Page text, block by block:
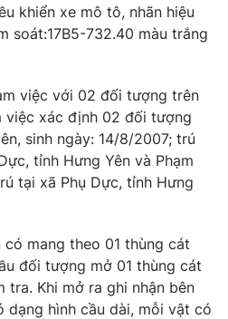
lai
khiển xe mô tô, nhãn hiệu
soát:17B5-732.40 màu trắng
việc với 02 đối tượng trên
việc xác định 02 đối tượng
sinh ngày: 14/8/2007; trú
tỉnh Hưng Yên và Phạm
tại xã Phụ Dực, tỉnh Hưng
mang theo 01 thùng cát
đối tượng mở 01 thùng cát
tra. Khi mở ra ghi nhận bên
hình cầu dài, mỗi vật có